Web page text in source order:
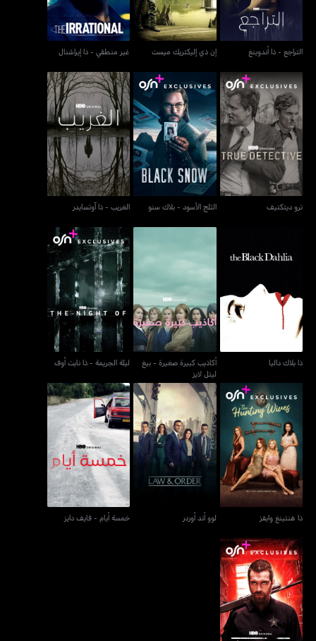
التراجع - ذا أندوينغ إن ذي إليكتريك ميست غير منطقي - ذا إيراشنال
ترو ديتكتيف
ترو ديتكتيف
الثلج الأسود - بلاك سنو
الثلج الأسود - بلاك سنو
الغريب - ذا آوتسايدر
الغريب - ذا آوتسايدر
ذا بلاك داليا
ذا بلاك داليا
أكاذيب كبيرة صغيرة - بيغ
ليتل لايز
أكاذيب كبيرة صغيرة - بيغ
ليتل لايز
ليلة الجريمة - ذا نايت أوف
ليلة الجريمة - ذا نايت أوف
ذا هنتينغ وايفز
ذا هنتينغ وايفز
لوو أند أوردر
لوو أند أوردر
خمسة أيام - فايف دايز
خمسة أيام - فايف دايز
بانشي